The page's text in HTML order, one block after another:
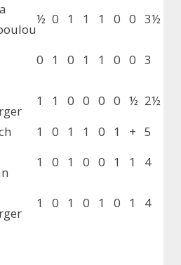
½ 0 1 1 1 0 0 3½
0 1 0 1 1 0 0 3
1 1 0 0 0 0 ½ 2½
1 0 1 1 0 1 + 5
1 0 1 0 0 1 1 4
1 0 1 0 1 0 1 4